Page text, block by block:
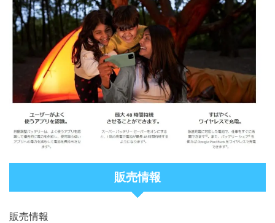
販売情報
販売情報